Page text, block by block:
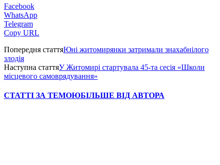
Facebook
WhatsApp
Telegram
Copy URL
Попередня статтяЮні житомирянки затримали знахабнілого
злодія
Наступна статтяУ Житомирі стартувала 45-та сесія «Школи
місцевого самоврядування»
СТАТТІ ЗА ТЕМОЮБІЛЬШЕ ВІД АВТОРА